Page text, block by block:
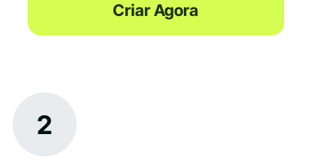
Criar Agora
2